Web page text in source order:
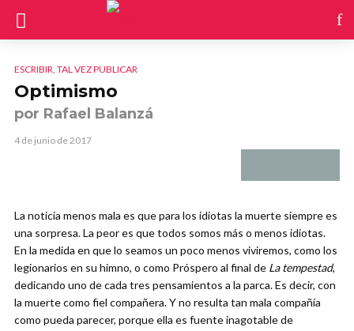
ESCRIBIR, TAL VEZ PUBLICAR
Optimismo
por Rafael Balanzá
4 de junio de 2017
La noticia menos mala es que para los idiotas la muerte siempre es
una sorpresa. La peor es que todos somos más o menos idiotas.
En la medida en que lo seamos un poco menos viviremos, como los
legionarios en su himno, o como Próspero al final de La tempestad,
dedicando uno de cada tres pensamientos a la parca. Es decir, con
la muerte como fiel compañera. Y no resulta tan mala compañía
como pueda parecer, porque ella es fuente inagotable de